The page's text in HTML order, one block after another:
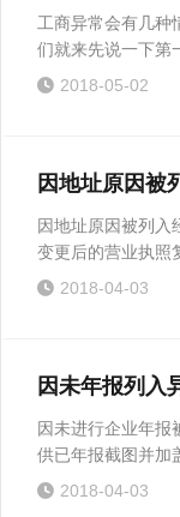
工商异常会有几种
们就来先说一下第
2018-05-02
因地址原因被
因地址原因被列入
变更后的营业执照
2018-04-03
因未年报列入
因未进行企业年报
供已年报截图并加
2018-04-03